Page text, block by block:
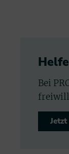
Bei
Jetzt